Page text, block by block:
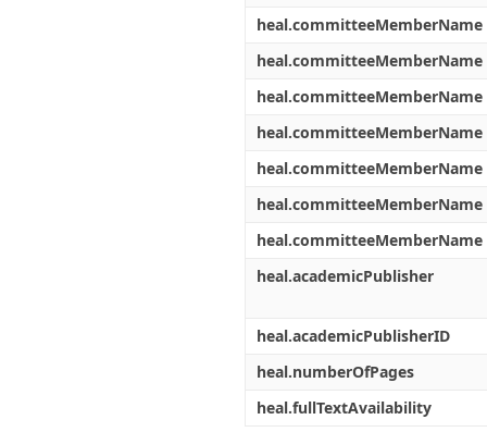
heal.committeeMemberName
heal.committeeMemberName
heal.committeeMemberName
heal.committeeMemberName
heal.committeeMemberName
heal.committeeMemberName
heal.committeeMemberName
heal.academicPublisher
heal.academicPublisherID
heal.numberOfPages
heal.fullTextAvailability